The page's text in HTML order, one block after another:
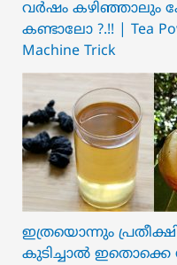
വർഷം കഴിഞ്ഞാലും
കണ്ടാലോ ?.!! | Tea
Machine Trick
ഇത്രയൊന്നും
കുടിച്ചാൽ ഇതൊക്കെ